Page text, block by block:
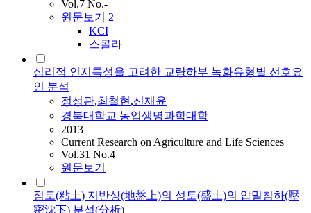
Vol.7 No.-
원문보기 2
KCI
스콜라
심리적 인지특성을 고려한 교량하부 녹화유형별 선호요
인 분석
정성관,최철현,신재윤
경북대학교 농업생명과학대학
2013
Current Research on Agriculture and Life Sciences
Vol.31 No.4
원문보기
점토(粘土) 지반상(地盤上)의 성토(盛土)의 압밀침하(壓
密沈下) 분석(分析)